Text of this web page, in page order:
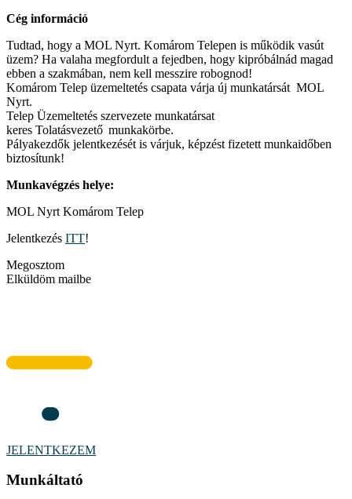
Cég információ
Tudtad, hogy a MOL Nyrt. Komárom Telepen is működik vasút
üzem? Ha valaha megfordult a fejedben, hogy kipróbálnád magad
ebben a szakmában, nem kell messzire robognod!
Komárom Telep üzemeltetés csapata várja új munkatársát MOL
Nyrt.
Telep Üzemeltetés szervezete munkatársat
keres Tolatásvezető munkakörbe.
Pályakezdők jelentkezését is várjuk, képzést fizetett munkaidőben
biztosítunk!
Munkavégzés helye:
MOL Nyrt Komárom Telep
Jelentkezés ITT!
Megosztom
Elküldöm mailbe
JELENTKEZEM
Munkáltató